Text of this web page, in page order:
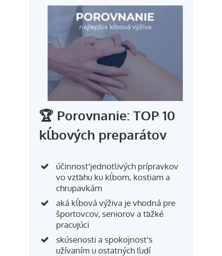
🏆 Porovnanie: TOP 10
kĺbových preparátov
účinnosť jednotlivých prípravkov
vo vzťahu ku kĺbom, kostiam a
chrupavkám
aká kĺbová výživa je vhodná pre
športovcov, seniorov a ťažké
pracujúci
skúsenosti a spokojnosť s
užívaním u ostatných ľudí